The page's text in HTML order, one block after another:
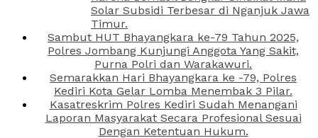
Solar Subsidi Terbesar di Nganjuk Jawa
Timur.
Sambut HUT Bhayangkara ke-79 Tahun 2025,
Polres Jombang Kunjungi Anggota Yang Sakit,
Purna Polri dan Warakawuri.
Semarakkan Hari Bhayangkara ke -79, Polres
Kediri Kota Gelar Lomba Menembak 3 Pilar.
Kasatreskrim Polres Kediri Sudah Menangani
Laporan Masyarakat Secara Profesional Sesuai
Dengan Ketentuan Hukum.